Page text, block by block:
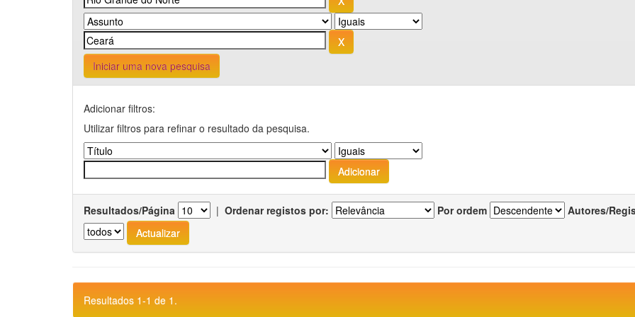
Iniciar uma nova pesquisa
Adicionar filtros:
Utilizar filtros para refinar o resultado da pesquisa.
Resultados/Página | Ordenar registos por: Por ordem Autores/
Resultados 1-1 de 1.